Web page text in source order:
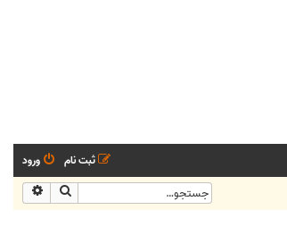
ورود
ثبت نام
جستجو